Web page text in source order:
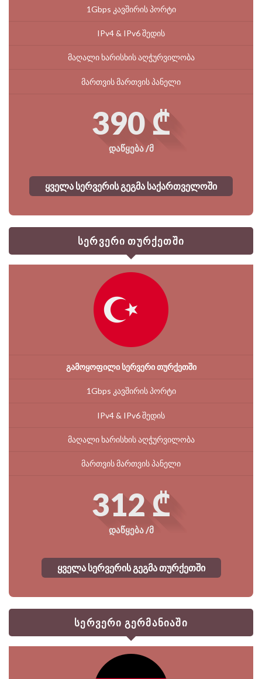
1Gbps კავშირის პორტი
IPv4 & IPv6 შედის
მაღალი ხარისხის აღჭურვილობა
მართვის მართვის პანელი
390 ₾
დაწყება /მ
ყველა სერვერის გეგმა საქართველოში
სერვერი თურქეთში
გამოყოფილი სერვერი თურქეთში
1Gbps კავშირის პორტი
IPv4 & IPv6 შედის
მაღალი ხარისხის აღჭურვილობა
მართვის მართვის პანელი
312 ₾
დაწყება /მ
ყველა სერვერის გეგმა თურქეთში
სერვერი გერმანიაში